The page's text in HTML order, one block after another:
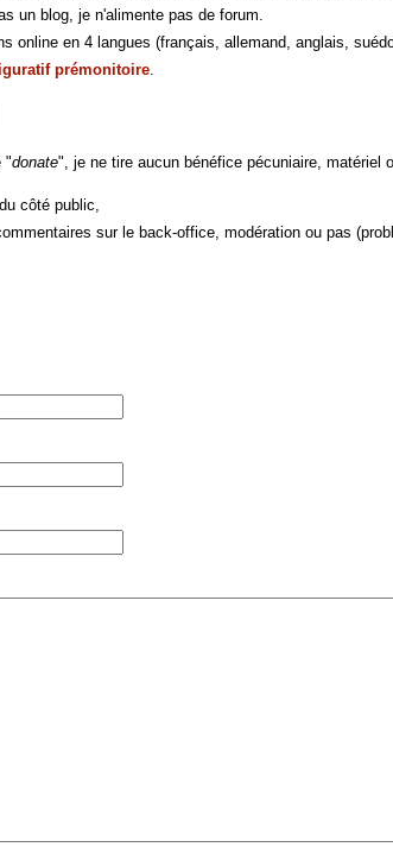
un blog, je n'alimente pas de forum.
online en 4 langues (français, allemand, anglais,
prémonitoire
"donate", je ne tire aucun bénéfice pécuniaire,
côté public,
sur le back-office, modération ou pas